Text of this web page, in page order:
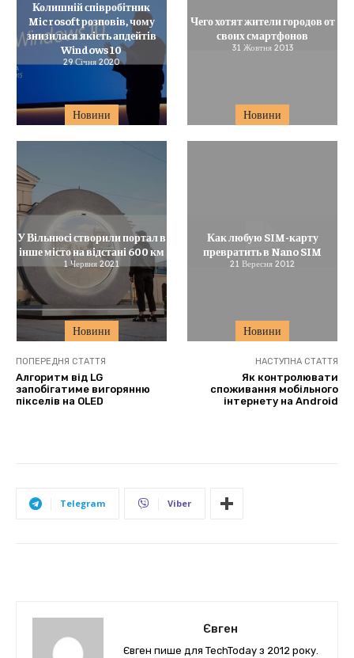
Новини
Колишній співробітник
Microsoft розповів, чому
знизилася якість апдейтів
Windows 10
29 Січня 2020
Новини
Чего хотят жители городов от
своих смартфонов
31 Жовтня 2013
Новини
У Вільнюсі створили портал в
інше місто на відстані 600 км
1 Червня 2021
Новини
Как любую SIM-карту
превратить в Nano SIM
21 Вересня 2012
ПОПЕРЕДНЯ СТАТТЯ
Алгоритм від LG
запобігатиме вигорянню
пікселів на OLED
НАСТУПНА СТАТТЯ
Як контролювати
споживання мобільного
інтернету на Android
Telegram Viber
Євген
Євген пише для TechToday з 2012 року.